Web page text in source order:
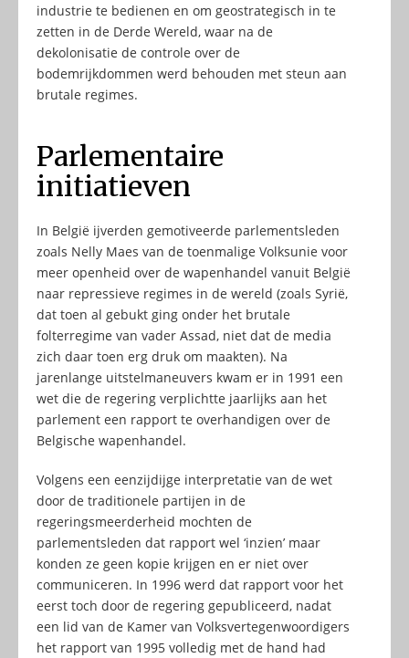
industrie te bedienen en om geostrategisch in te
zetten in de Derde Wereld, waar na de
dekolonisatie de controle over de
bodemrijkdommen werd behouden met steun aan
brutale regimes.
Parlementaire
initiatieven
In België ijverden gemotiveerde parlementsleden
zoals Nelly Maes van de toenmalige Volksunie voor
meer openheid over de wapenhandel vanuit België
naar repressieve regimes in de wereld (zoals Syrië,
dat toen al gebukt ging onder het brutale
folterregime van vader Assad, niet dat de media
zich daar toen erg druk om maakten). Na
jarenlange uitstelmaneuvers kwam er in 1991 een
wet die de regering verplichtte jaarlijks aan het
parlement een rapport te overhandigen over de
Belgische wapenhandel.
Volgens een eenzijdijge interpretatie van de wet
door de traditionele partijen in de
regeringsmeerderheid mochten de
parlementsleden dat rapport wel ‘inzien’ maar
konden ze geen kopie krijgen en er niet over
communiceren. In 1996 werd dat rapport voor het
eerst toch door de regering gepubliceerd, nadat
een lid van de Kamer van Volksvertegenwoordigers
het rapport van 1995 volledig met de hand had